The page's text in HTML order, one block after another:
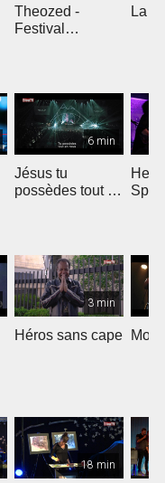
Theozed -
Festival
La
6 min
Jésus tu
possèdes tout en
He
3 min
Héros sans cape Moi
18 min